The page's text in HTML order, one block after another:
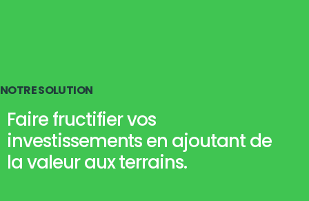
NOTRESOLUTION
Faire fructifier vos
investissements en ajoutant de
la valeur aux terrains.